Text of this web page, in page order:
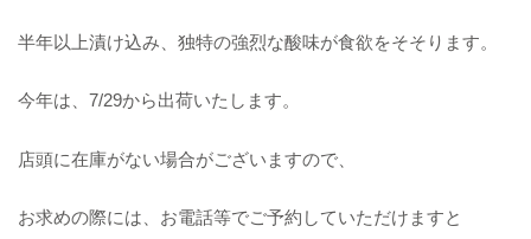
半年以上漬け込み、独特の強烈な酸味が食欲をそそります。
今年は、7/29から出荷いたします。
店頭に在庫がない場合がございますので、
お求めの際には、お電話等でご予約していただけますと